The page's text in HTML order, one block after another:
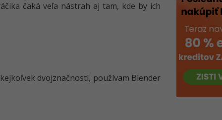
čaká veľa nástrah aj tam, kde by ich
dvojznačnosti, používam Blender